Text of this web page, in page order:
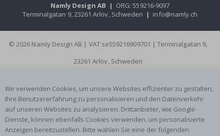
Namly Design AB | ORG: 559216-9097
Terminalgatan 9, 23261 Arlöv, Schweden | info@namly.ch
© 2026 Namly Design AB | VAT se559216909701 | Terminalgatan 9,
23261 Arlöv, Schweden
Wir verwenden Cookies, um unsere Websites effizienter zu gestalten,
Ihre Benutzererfahrung zu personalisieren und den Datenverkehr
auf unseren Websites zu analysieren. Drittanbieter, wie Google-
Dienste, können ebenfalls Cookies verwenden, um personalisierte
Anzeigen bereitzustellen. Bitte wählen Sie eine der folgenden